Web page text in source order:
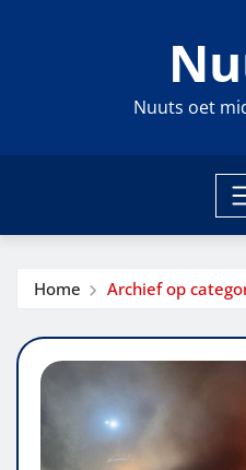
Nuuts oet
Home Archief op